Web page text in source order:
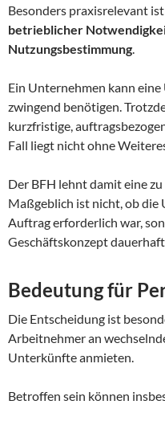
Besonders praxisrelevant
betrieblicher
Nutzungsbestimmung
Ein Unternehmen kann
zwingend benötigen.
kurzfristige,
Fall liegt nicht ohne
Der BFH lehnt damit eine
Maßgeblich ist nicht, ob
Auftrag erforderlich war,
Geschäftskonzept
Bedeutung für
Die Entscheidung ist
Arbeitnehmer an
Unterkünfte anmieten.
Betroffen sein können